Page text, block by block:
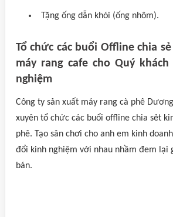
Tặng ống dẫn khói (ống nhôm).
Tổ chức các buổi Offline chia
máy rang cafe cho Quý
nghiệm
Công ty sản xuất máy rang cà phê
xuyên tổ chức các buổi offline chia sẻt
phê. Tạo sân chơi cho anh em kinh
đổi kinh nghiệm với nhau nhầm đem lại
bán.